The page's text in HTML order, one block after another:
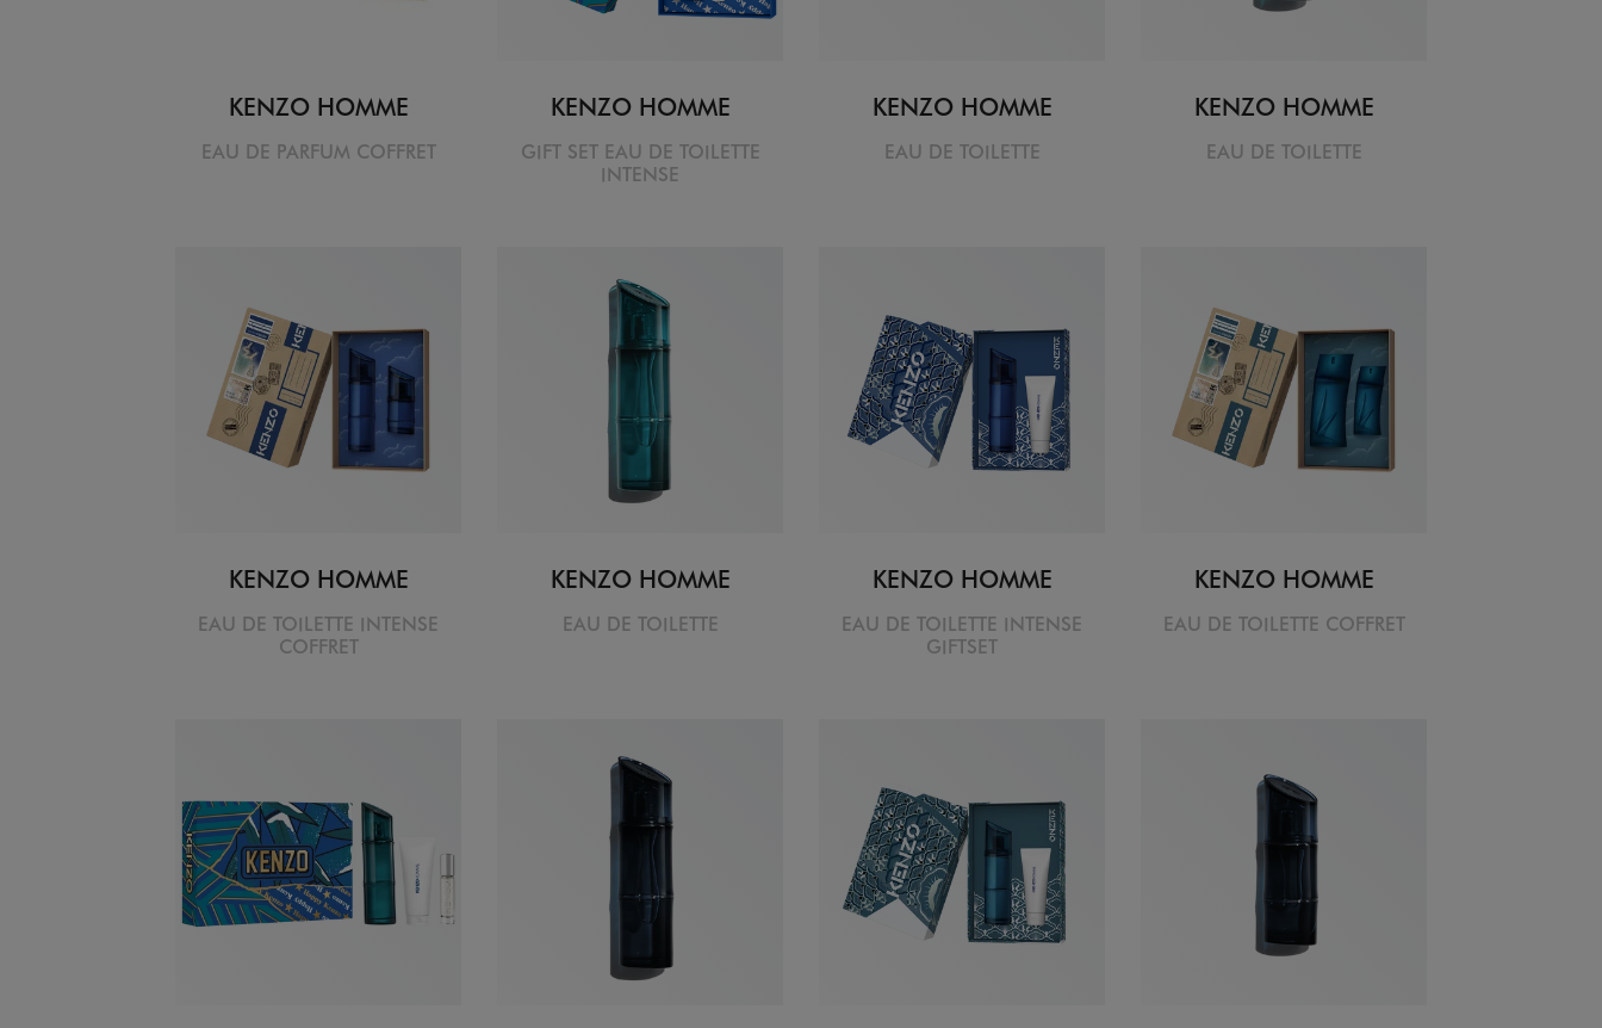
KENZO HOMME
EAU DE PARFUM COFFRET
KENZO HOMME
GIFT SET EAU DE TOILETTE
INTENSE
KENZO HOMME
EAU DE TOILETTE
KENZO HOMME
EAU DE TOILETTE
KENZO HOMME
EAU DE TOILETTE INTENSE
COFFRET
KENZO HOMME
EAU DE TOILETTE
KENZO HOMME
EAU DE TOILETTE INTENSE
GIFTSET
KENZO HOMME
EAU DE TOILETTE COFFRET